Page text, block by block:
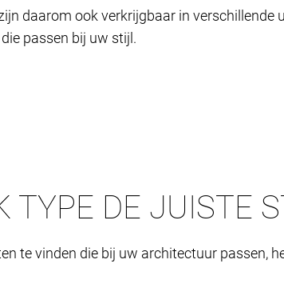
daarom ook verkrijgbaar in
passen bij uw stijl.
TYPE DE JUISTE
te vinden die bij uw architectuur passen,